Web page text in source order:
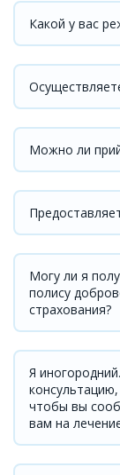
Какой у вас
Можно ли
Могу ли я
полису
страхования?
Я
чтобы вы
вам на